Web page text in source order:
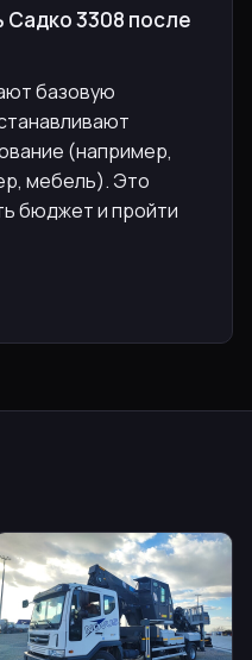
3308 после
базовую
(например,
мебель). Это
бюджет и пройти